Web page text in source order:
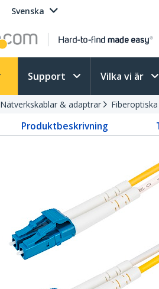
Svenska
Support Vilka vi är
Nätverkskablar & adaptrar
Produktbeskrivning